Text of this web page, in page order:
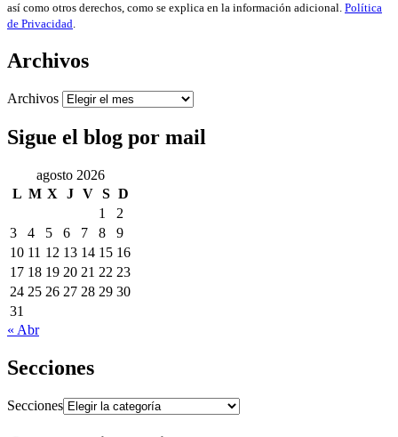
así como otros derechos, como se explica en la información adicional. Política
de Privacidad.
Archivos
Archivos
Sigue el blog por mail
agosto 2026
L M X J V S D
1
2
3
4 5 6 7 8
9
10 11 12 13 14 15 16
17 18 19 20 21 22 23
24 25 26 27 28 29 30
31
« Abr
Secciones
Secciones